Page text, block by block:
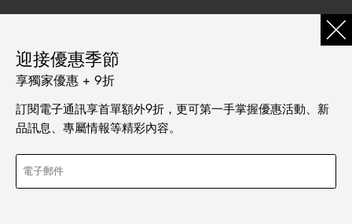
新增至購物袋 價格扣減從
HKD 1,190.00至HKD 714.00
語言
English
迎接優惠季節
享獨家優惠 + 9折
訂閱電子通訊享首單額外9折，更可第一手掌握優惠活動、新
品訊息、專屬情報等精彩內容。